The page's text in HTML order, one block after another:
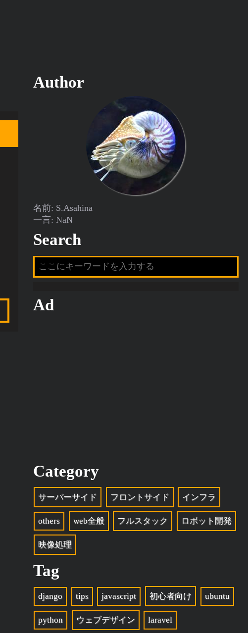
Author
名前: S.Asahina
一言: NaN
Search
Ad
Category
サーバーサイド フロントサイド インフラ
others web全般 フルスタック ロボット開発
映像処理
Tag
django tips javascript 初心者向け ubuntu
python ウェブデザイン laravel